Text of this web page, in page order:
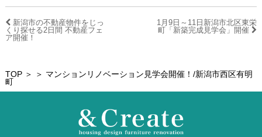
新潟市の不動産物件をじっ
くり探せる2日間 不動産フェ
ア開催！
1月9日～11日新潟市北区東栄
町「新築完成見学会」開催
TOP＞ ＞ マンションリノベーション見学会開催！/新潟市西区有明
町